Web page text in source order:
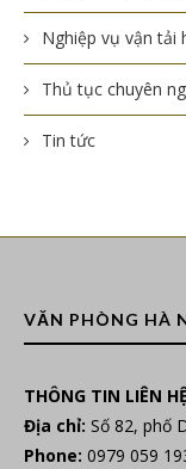
Nghiệp vụ vận tải
Thủ tục chuyên
Tin tức
VĂN PHÒNG HÀ
THÔNG TIN LIÊN HỆ
Địa chỉ: Số 82, phố
Phone: 0979 059